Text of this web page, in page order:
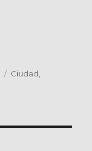
Etiquetas
Ciudad